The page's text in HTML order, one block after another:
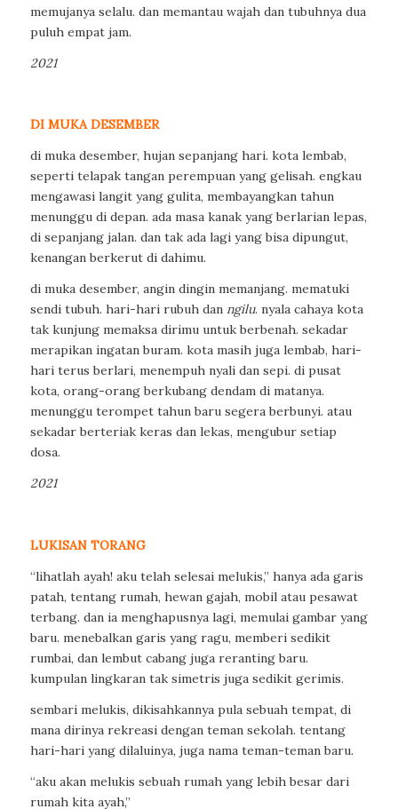
memujanya selalu. dan memantau wajah dan tubuhnya dua
puluh empat jam.
2021
DI MUKA DESEMBER
di muka desember, hujan sepanjang hari. kota lembab,
seperti telapak tangan perempuan yang gelisah. engkau
mengawasi langit yang gulita, membayangkan tahun
menunggu di depan. ada masa kanak yang berlarian lepas,
di sepanjang jalan. dan tak ada lagi yang bisa dipungut,
kenangan berkerut di dahimu.
di muka desember, angin dingin memanjang. mematuki
sendi tubuh. hari-hari rubuh dan ngilu. nyala cahaya kota
tak kunjung memaksa dirimu untuk berbenah. sekadar
merapikan ingatan buram. kota masih juga lembab, hari-
hari terus berlari, menempuh nyali dan sepi. di pusat
kota, orang-orang berkubang dendam di matanya.
menunggu terompet tahun baru segera berbunyi. atau
sekadar berteriak keras dan lekas, mengubur setiap
dosa.
2021
LUKISAN TORANG
“lihatlah ayah! aku telah selesai melukis,” hanya ada garis
patah, tentang rumah, hewan gajah, mobil atau pesawat
terbang. dan ia menghapusnya lagi, memulai gambar yang
baru. menebalkan garis yang ragu, memberi sedikit
rumbai, dan lembut cabang juga reranting baru.
kumpulan lingkaran tak simetris juga sedikit gerimis.
sembari melukis, dikisahkannya pula sebuah tempat, di
mana dirinya rekreasi dengan teman sekolah. tentang
hari-hari yang dilaluinya, juga nama teman-teman baru.
“aku akan melukis sebuah rumah yang lebih besar dari
rumah kita ayah,”